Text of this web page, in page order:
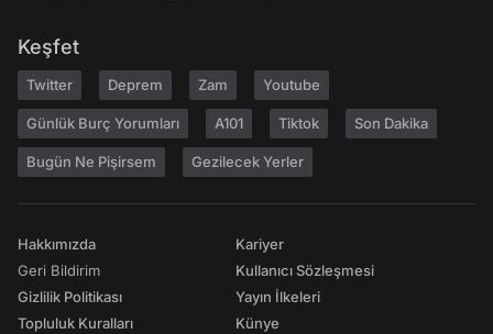
Keşfet
Twitter Deprem Zam Youtube
Günlük Burç Yorumları A101 Tiktok Son Dakika
Bugün Ne Pişirsem Gezilecek Yerler
Hakkımızda
Geri Bildirim
Gizlilik Politikası
Topluluk Kuralları
Kariyer
Kullanıcı Sözleşmesi
Yayın İlkeleri
Künye